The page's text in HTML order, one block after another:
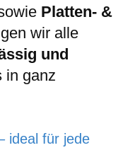
Platten- &
wir alle
und
in ganz
ideal für jede